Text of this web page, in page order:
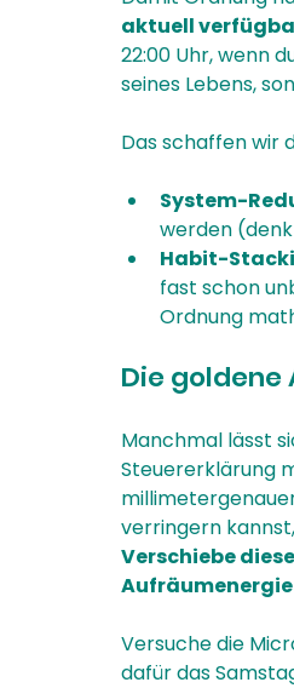
aktuell
22:00 Uhr, wenn
seines Lebens,
Das schaffen wir
System-
werden
Habit-
fast schon
Ordnung
Die
Manchmal lässt
Steuererklärung
verringern
Verschiebe
Versuche die
dafür das